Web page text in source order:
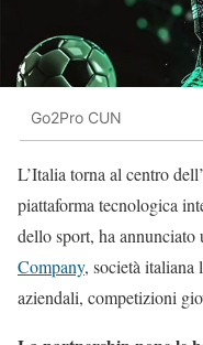
Go2Pro CUN
L’Italia torna al centro
piattaforma tecnologica
dello sport, ha
Company, società italiana
aziendali, competizioni